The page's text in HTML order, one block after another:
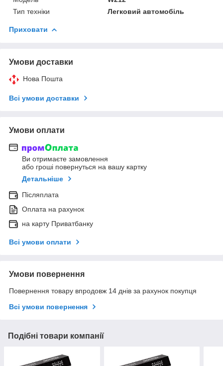
Тип техніки
Легковий автомобіль
Приховати
Умови доставки
Нова Пошта
Всі умови доставки
Умови оплати
Ви отримаєте замовлення
або гроші повернуться на вашу картку
Детальніше
Післяплата
Оплата на рахунок
на карту Приватбанку
Всі умови оплати
Умови повернення
Повернення товару впродовж 14 днів за рахунок покупця
Всі умови повернення
Подібні товари компанії